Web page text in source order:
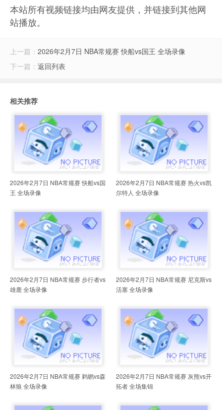
本站所有视频链接均由网友提供，并链接到其他网
站播放。
上一篇： 2026年2月7日 NBA常规赛 快船vs国王 全场录像
下一篇： 返回列表
相关推荐
2026年2月7日 NBA常规赛 快船vs国
王 全场录像
2026年2月7日 NBA常规赛 热火vs凯
尔特人 全场录像
2026年2月7日 NBA常规赛 步行者vs
雄鹿 全场录像
2026年2月7日 NBA常规赛 尼克斯vs
活塞 全场录像
2026年2月7日 NBA常规赛 鹈鹕vs森
林狼 全场录像
2026年2月7日 NBA常规赛 灰熊vs开
拓者 全场集锦